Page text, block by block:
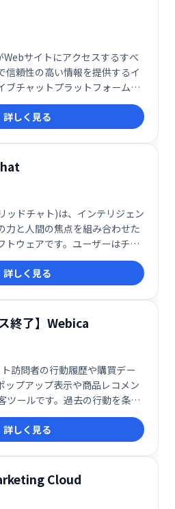
サイトにアクセスするすべ
信頼性の高い情報を提供するイ
ブチャットプラットフォームで
各訪問者をスキャンして、行動
れらが「ホット」または「コ
どうかを評価するようにも設計
詳しく見る
ッドチャト)は、インテリジェン
力と人間の焦点を組み合わせた
トウェアです。ユーザーはチャ
展開し、顧客、訪問者、潜在的
へのスマートな応答を提供で
詳しく見る
終了】Webica
訪問者の行動履歴や購買デー
ップアップ表示や商品レコメン
ツールです。過去の行動を条件
た接客を行うことで、顧客エン
バージョン率アップに貢献し
詳しく見る
Cloud